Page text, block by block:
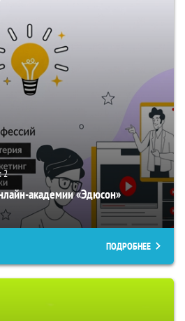
2
академии «Эдюсон»
ПОДРОБНЕЕ